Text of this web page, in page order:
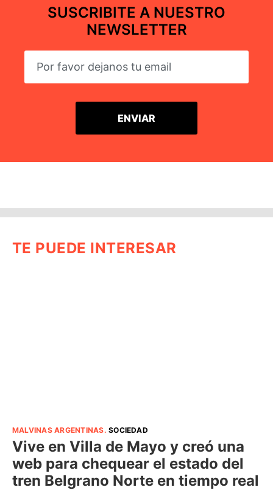
SUSCRIBITE A NUESTRO
NEWSLETTER
TE PUEDE INTERESAR
MALVINAS ARGENTINAS.SOCIEDAD
Vive en Villa de Mayo y creó una
web para chequear el estado del
tren Belgrano Norte en tiempo real